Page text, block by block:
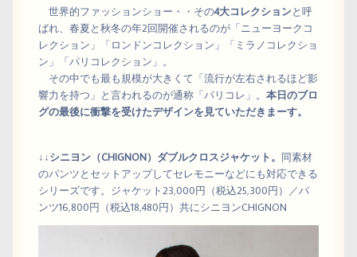
世界的ファッションショー・・その4大コレクションと呼
ばれ、春夏と秋冬の年2回開催されるのが「ニューヨークコ
レクション」「ロンドンコレクション」「ミラノコレクショ
ン」「パリコレクション」。
その中でも最も規模が大きくて「流行が左右されるほど影
響力を持つ」と言われるのが通称「パリコレ」。 本日のブロ
グの最後に衝撃を受けたデザインを見ていただきまーす。
↓↓シニヨン（CHIGNON）ダブルクロスジャケット。 同素材
のパンツとセットアップしてセレモニーなどにも対応できる
シリーズです。ジャケット23,000円（税込25,300円）／パ
ンツ16,800円（税込18,480円）共にシニヨンCHIGNON